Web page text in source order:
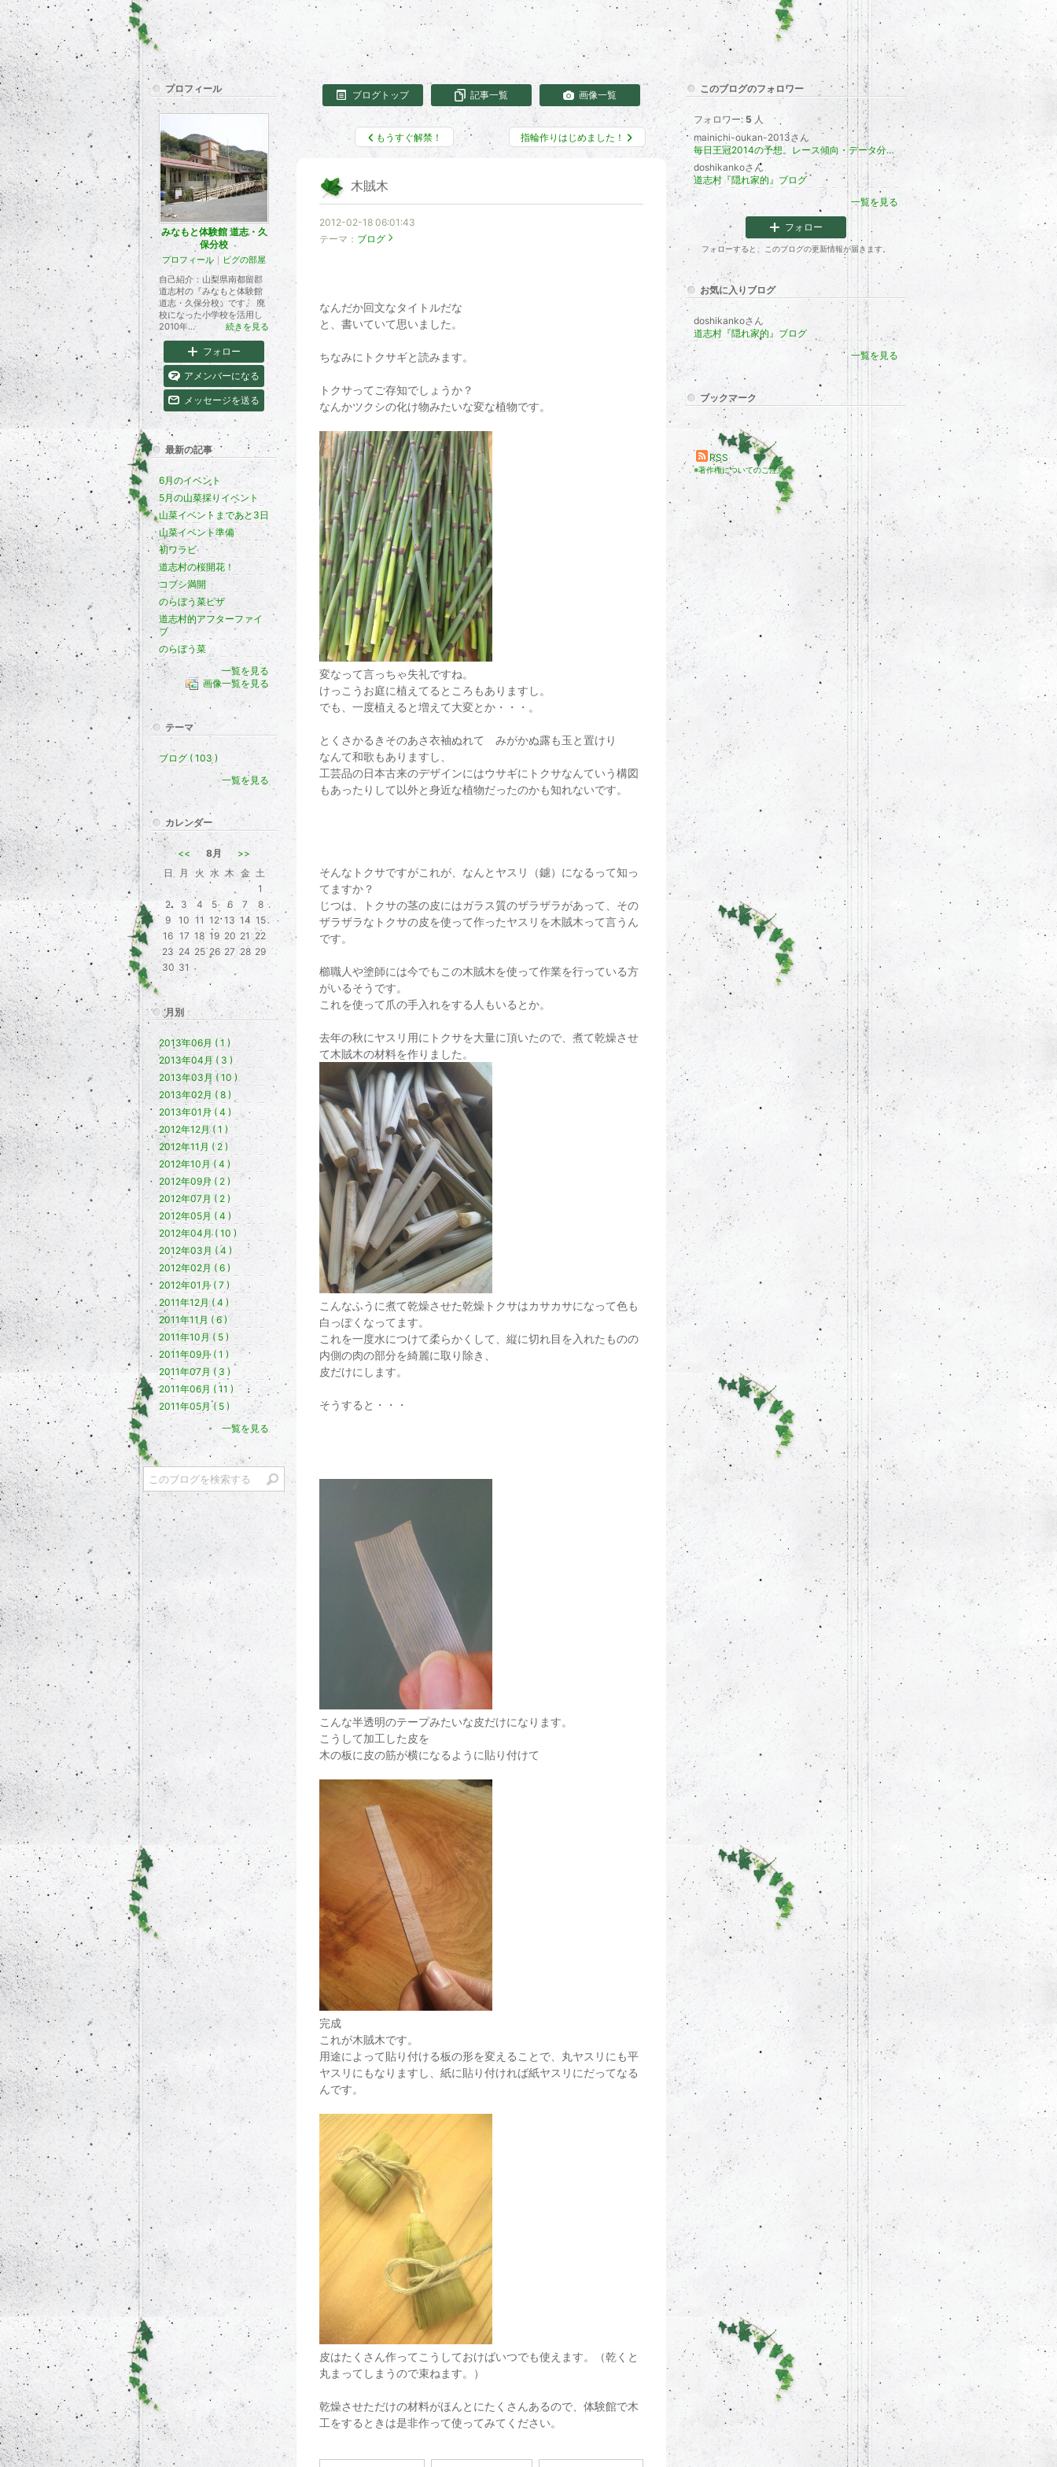
ブログトップ 記事一覧 画像一覧
もうすぐ解禁！ 指輪作りはじめました！
木賊木
2012-02-18 06:01:43
テーマ： ブログ
なんだか回文なタイトルだな
と、書いていて思いました。
ちなみにトクサギと読みます。
トクサってご存知でしょうか？
なんかツクシの化け物みたいな変な植物です。
変なって言っちゃ失礼ですね。
けっこうお庭に植えてるところもありますし。
でも、一度植えると増えて大変とか・・・。
とくさかるきそのあさ衣袖ぬれて みがかぬ露も玉と置けり
なんて和歌もありますし、
工芸品の日本古来のデザインにはウサギにトクサなんていう構図
もあったりして以外と身近な植物だったのかも知れないです。
そんなトクサですがこれが、なんとヤスリ（鑢）になるって知っ
てますか？
じつは、トクサの茎の皮にはガラス質のザラザラがあって、その
ザラザラなトクサの皮を使って作ったヤスリを木賊木って言うん
です。
櫛職人や塗師には今でもこの木賊木を使って作業を行っている方
がいるそうです。
これを使って爪の手入れをする人もいるとか。
去年の秋にヤスリ用にトクサを大量に頂いたので、煮て乾燥させ
て木賊木の材料を作りました。
こんなふうに煮て乾燥させた乾燥トクサはカサカサになって色も
白っぽくなってます。
これを一度水につけて柔らかくして、縦に切れ目を入れたものの
内側の肉の部分を綺麗に取り除き、
皮だけにします。
そうすると・・・
こんな半透明のテープみたいな皮だけになります。
こうして加工した皮を
木の板に皮の筋が横になるように貼り付けて
完成
これが木賊木です。
用途によって貼り付ける板の形を変えることで、丸ヤスリにも平
ヤスリにもなりますし、紙に貼り付ければ紙ヤスリにだってなる
んです。
皮はたくさん作ってこうしておけばいつでも使えます。（乾くと
丸まってしまうので束ねます。）
乾燥させただけの材料がほんとにたくさんあるので、体験館で木
工をするときは是非作って使ってみてください。
このブログのフォロワー
フォロワー: 5 人
mainichi-oukan-2013さん
毎日王冠2014の予想。レース傾向・データ分析。
doshikankoさん
道志村『隠れ家的』ブログ
一覧を見る
フォロー
フォローすると、このブログの更新情報が届きます。
お気に入りブログ
doshikankoさん
道志村『隠れ家的』ブログ
一覧を見る
ブックマーク
RSS
※著作権についてのご注意
プロフィール
みなもと体験館 道志・久
保分校
プロフィール ｜ ピグの部屋
自己紹介：山梨県南都留郡
道志村の『みなもと体験館
道志・久保分校』です。 廃
校になった小学校を活用し
2010年...
続きを見る
フォロー
アメンバーになる
メッセージを送る
最新の記事
6月のイベント
5月の山菜採りイベント
山菜イベントまであと3日
山菜イベント準備
初ワラビ
道志村の桜開花！
コブシ満開
のらぼう菜ピザ
道志村的アフターファイ
ブ
のらぼう菜
一覧を見る
画像一覧を見る
テーマ
ブログ ( 103 )
一覧を見る
カレンダー
<< 8月
>>
日
月 火 水 木 金 土
1
2
3 4 5 6 7
8
9
10 11 12 13 14 15
16 17 18 19 20 21 22
23 24 25 26 27 28 29
30 31
月別
2013年06月 ( 1 )
2013年04月 ( 3 )
2013年03月 ( 10 )
2013年02月 ( 8 )
2013年01月 ( 4 )
2012年12月 ( 1 )
2012年11月 ( 2 )
2012年10月 ( 4 )
2012年09月 ( 2 )
2012年07月 ( 2 )
2012年05月 ( 4 )
2012年04月 ( 10 )
2012年03月 ( 4 )
2012年02月 ( 6 )
2012年01月 ( 7 )
2011年12月 ( 4 )
2011年11月 ( 6 )
2011年10月 ( 5 )
2011年09月 ( 1 )
2011年07月 ( 3 )
2011年06月 ( 11 )
2011年05月 ( 5 )
一覧を見る